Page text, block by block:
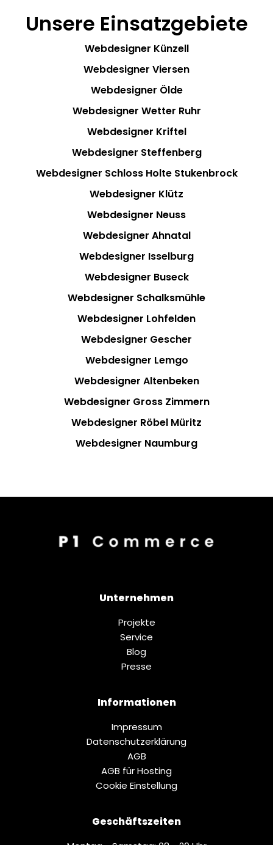
Unsere Einsatzgebiete
Webdesigner Künzell
Webdesigner Viersen
Webdesigner Ölde
Webdesigner Wetter Ruhr
Webdesigner Kriftel
Webdesigner Steffenberg
Webdesigner Schloss Holte Stukenbrock
Webdesigner Klütz
Webdesigner Neuss
Webdesigner Ahnatal
Webdesigner Isselburg
Webdesigner Buseck
Webdesigner Schalksmühle
Webdesigner Lohfelden
Webdesigner Gescher
Webdesigner Lemgo
Webdesigner Altenbeken
Webdesigner Gross Zimmern
Webdesigner Röbel Müritz
Webdesigner Naumburg
Unternehmen
Projekte
Service
Blog
Presse
Informationen
Impressum
Datenschutz­erklärung
AGB
AGB für Hosting
Cookie Einstellung
Geschäftszeiten